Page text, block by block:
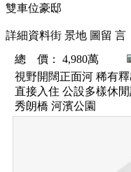
雙車位豪邸
詳細資料街 景地 圖 留 言
總 價 ：
4,980萬
視野開闊正面河 稀有
直接入住 公設多樣休
秀朗橋 河濱公園